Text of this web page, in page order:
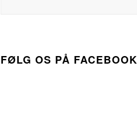
FØLG OS PÅ FACEBOOK